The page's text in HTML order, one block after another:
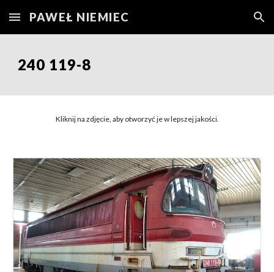
Skip to main content Skip to navigation
PAWEŁ NIEMIEC
240 119-8
Kliknij na zdjęcie, aby otworzyć je w lepszej jakości.